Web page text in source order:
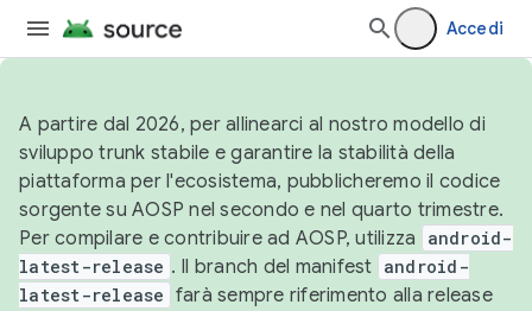
Accedi
A partire dal 2026, per allinearci al nostro modello di
sviluppo trunk stabile e garantire la stabilità della
piattaforma per l'ecosistema, pubblicheremo il codice
sorgente su AOSP nel secondo e nel quarto trimestre.
Per compilare e contribuire ad AOSP, utilizza
android-
latest-release . Il branch del manifest android-
latest-release farà sempre riferimento alla release